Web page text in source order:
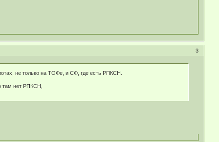
3
не только на ТОФе, и СФ, где есть РПКСН.
там нет РПКСН,